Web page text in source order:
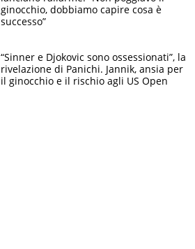
ginocchio, dobbiamo capire cosa è
successo”
“Sinner e Djokovic sono ossessionati”, la
rivelazione di Panichi. Jannik, ansia per
il ginocchio e il rischio agli US Open